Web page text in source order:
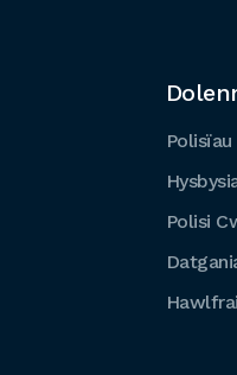
Polisi